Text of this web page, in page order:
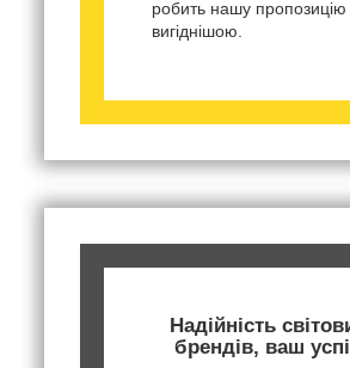
робить нашу
вигіднішою.
Надійність
брендів, ваш